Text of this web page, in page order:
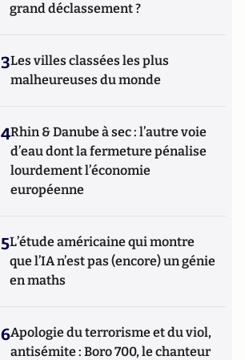
grand déclassement ?
3Les villes classées les plus
malheureuses du monde
4Rhin & Danube à sec : l’autre voie
d’eau dont la fermeture pénalise
lourdement l’économie
européenne
5L’étude américaine qui montre
que l’IA n’est pas (encore) un génie
en maths
6Apologie du terrorisme et du viol,
antisémite : Boro 700, le chanteur